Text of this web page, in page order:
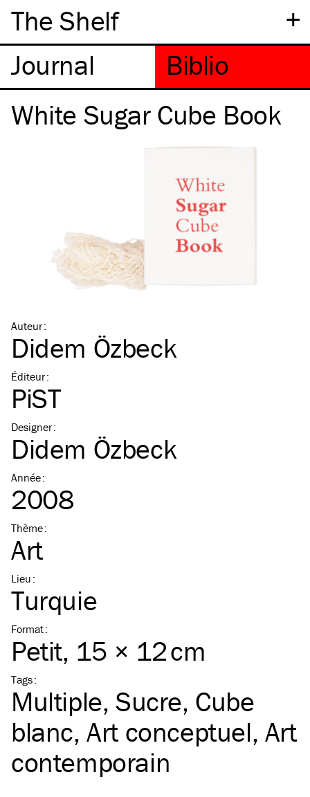
+
The Shelf
White Sugar Cube Book
Auteur:
Didem Özbeck
Éditeur:
PiST
Designer:
Didem Özbeck
Année:
2008
Thème:
Art
Lieu :
Turquie
Format:
Petit, 15 × 12 cm
Tags:
Multiple Sucre Cube
blanc Art conceptuel Art
contemporain